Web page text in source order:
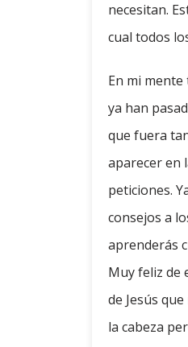
necesitan.
cual todos
En mi
ya han
que fuera
aparecer en
peticiones.
consejos a
aprenderás
Muy feliz de
de Jesús
la cabeza